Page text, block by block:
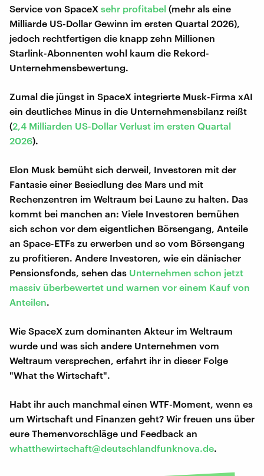
Service von SpaceX sehr profitabel (mehr als eine
Milliarde US-Dollar Gewinn im ersten Quartal 2026),
jedoch rechtfertigen die knapp zehn Millionen
Starlink-Abonnenten wohl kaum die Rekord-
Unternehmensbewertung.
Zumal die jüngst in SpaceX integrierte Musk-Firma xAI
ein deutliches Minus in die Unternehmensbilanz reißt
(2,4 Milliarden US-Dollar Verlust im ersten Quartal
2026).
Elon Musk bemüht sich derweil, Investoren mit der
Fantasie einer Besiedlung des Mars und mit
Rechenzentren im Weltraum bei Laune zu halten. Das
kommt bei manchen an: Viele Investoren bemühen
sich schon vor dem eigentlichen Börsengang, Anteile
an Space-ETFs zu erwerben und so vom Börsengang
zu profitieren. Andere Investoren, wie ein dänischer
Pensionsfonds, sehen das Unternehmen schon jetzt
massiv überbewertet und warnen vor einem Kauf von
Anteilen.
Wie SpaceX zum dominanten Akteur im Weltraum
wurde und was sich andere Unternehmen vom
Weltraum versprechen, erfahrt ihr in dieser Folge
"What the Wirtschaft".
Habt ihr auch manchmal einen WTF-Moment, wenn es
um Wirtschaft und Finanzen geht? Wir freuen uns über
eure Themenvorschläge und Feedback an
whatthewirtschaft@deutschlandfunknova.de.